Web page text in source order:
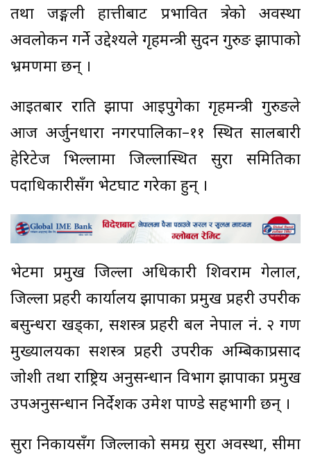
तथा जङ्गली हात्तीबाट प्रभावित क्षेत्रको अवस्था
अवलोकन गर्ने उद्देश्यले गृहमन्त्री सुदन गुरुङ झापाको
भ्रमणमा छन् ।
आइतबार राति झापा आइपुगेका गृहमन्त्री गुरुङले
आज अर्जुनधारा नगरपालिका–११ स्थित सालबारी
हेरिटेज भिल्लामा जिल्लास्थित सुरक्षा समितिका
पदाधिकारीसँग भेटघाट गरेका हुन् ।
भेटमा प्रमुख जिल्ला अधिकारी शिवराम गेलाल,
जिल्ला प्रहरी कार्यालय झापाका प्रमुख प्रहरी उपरीक्षक
बसुन्धरा खड्का, सशस्त्र प्रहरी बल नेपाल नं. २ गण
मुख्यालयका सशस्त्र प्रहरी उपरीक्षक अम्बिकाप्रसाद
जोशी तथा राष्ट्रिय अनुसन्धान विभाग झापाका प्रमुख
उपअनुसन्धान निर्देशक उमेश पाण्डे सहभागी छन् ।
सुरक्षा निकायसँग जिल्लाको समग्र सुरक्षा अवस्था, सीमा